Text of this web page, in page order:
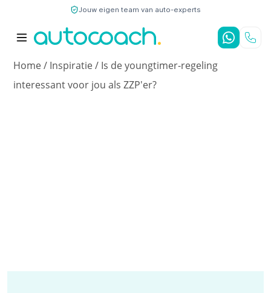
9,7/10 4,8/5
Jouw eigen team van auto-experts
Home/ Inspiratie/ Is de youngtimer-regeling
interessant voor jou als ZZP'er?